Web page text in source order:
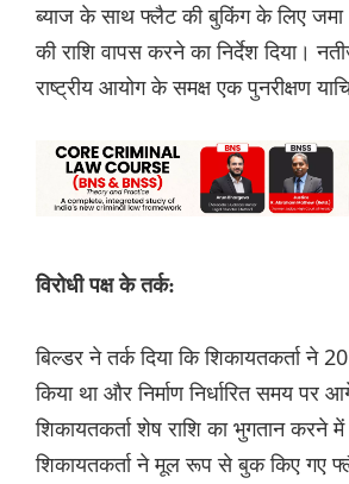
ब्याज के साथ फ्लैट की बुकिंग के लिए
की राशि वापस करने का निर्देश दिया।
राष्ट्रीय आयोग के समक्ष एक पुनरीक्षण
विरोधी पक्ष के तर्क:
बिल्डर ने तर्क दिया कि शिकायतकर्ता ने
किया था और निर्माण निर्धारित समय पर
शिकायतकर्ता शेष राशि का भुगतान करने
शिकायतकर्ता ने मूल रूप से बुक किए गए